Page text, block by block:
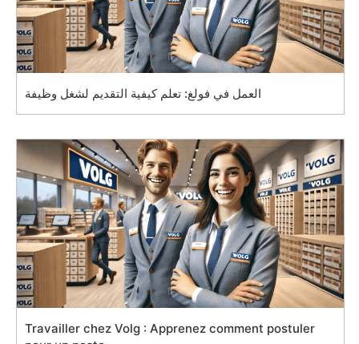
العمل في فولغ: تعلم كيفية التقديم لشغل وظيفة
Travailler chez Volg : Apprenez comment postuler